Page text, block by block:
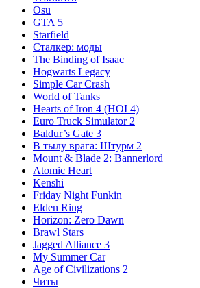
Osu
GTA 5
Starfield
Сталкер: моды
The Binding of Isaac
Hogwarts Legacy
Simple Car Crash
World of Tanks
Hearts of Iron 4 (HOI 4)
Euro Truck Simulator 2
Baldur’s Gate 3
В тылу врага: Штурм 2
Mount & Blade 2: Bannerlord
Atomic Heart
Kenshi
Friday Night Funkin
Elden Ring
Horizon: Zero Dawn
Brawl Stars
Jagged Alliance 3
My Summer Car
Age of Civilizations 2
Читы